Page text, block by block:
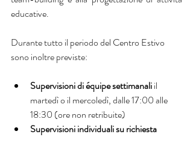
educative.
Durante tutto il periodo del Centro Estivo
sono inoltre previste:
Supervisioni di équipe settimanali il
martedì o il mercoledì, dalle 17:00 alle
18:30 (ore non retribuite)
Supervisioni individuali su richiesta